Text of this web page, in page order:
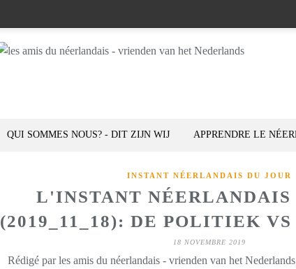
QUI SOMMES NOUS? - DIT ZIJN WIJ APPRENDRE LE
INSTANT NÉERLANDAIS DU JOUR
L'INSTANT NÉERLANDAIS
(2019_11_18): DE POLITIEK
18 NOVEMBRE 2019
Rédigé par les amis du néerlandais - vrienden van het